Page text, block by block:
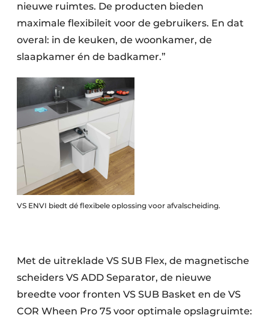
nieuwe ruimtes. De producten bieden
maximale flexibileit voor de gebruikers. En dat
overal: in de keuken, de woonkamer, de
slaapkamer én de badkamer.”
VS ENVI biedt dé flexibele oplossing voor afvalscheiding.
Met de uitreklade VS SUB Flex, de magnetische
scheiders VS ADD Separator, de nieuwe
breedte voor fronten VS SUB Basket en de VS
COR Wheen Pro 75 voor optimale opslagruimte: